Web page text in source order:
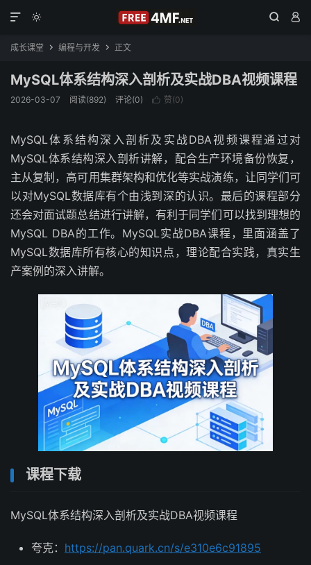
  

成长课堂  编程与开发  正文
MySQL体系结构深入剖析及实战DBA视频课程
2026-03-07 阅读(892) 评论(0)  赞(0)
MySQL体系结构深入剖析及实战DBA视频课程通过对
MySQL体系结构深入剖析讲解，配合生产环境备份恢复，
主从复制，高可用集群架构和优化等实战演练，让同学们可
以对MySQL数据库有个由浅到深的认识。最后的课程部分
还会对面试题总结进行讲解，有利于同学们可以找到理想的
MySQL DBA的工作。MySQL实战DBA课程，里面涵盖了
MySQL数据库所有核心的知识点，理论配合实践，真实生
产案例的深入讲解。
课程下载
MySQL体系结构深入剖析及实战DBA视频课程
夸克： https://pan.quark.cn/s/e310e6c91895